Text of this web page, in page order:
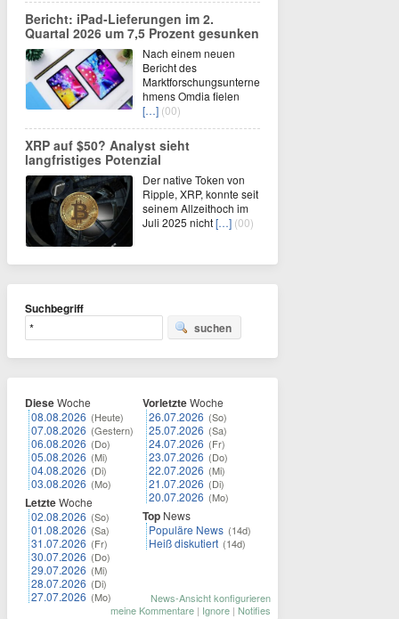
Bericht: iPad-Lieferungen im 2.
Quartal 2026 um 7,5 Prozent gesunken
Nach einem neuen
Bericht des
Marktforschungsunterne
hmens Omdia fielen
[…] (00)
XRP auf $50? Analyst sieht
langfristiges Potenzial
Der native Token von
Ripple, XRP, konnte seit
seinem Allzeithoch im
Juli 2025 nicht[…] (00)
Suchbegriff
suchen
DieseWoche
08.08.2026 (Heute)
07.08.2026 (Gestern)
06.08.2026 (Do)
05.08.2026 (Mi)
04.08.2026 (Di)
03.08.2026 (Mo)
LetzteWoche
02.08.2026 (So)
01.08.2026 (Sa)
31.07.2026 (Fr)
30.07.2026 (Do)
29.07.2026 (Mi)
28.07.2026 (Di)
27.07.2026 (Mo)
VorletzteWoche
26.07.2026 (So)
25.07.2026 (Sa)
24.07.2026 (Fr)
23.07.2026 (Do)
22.07.2026 (Mi)
21.07.2026 (Di)
20.07.2026 (Mo)
Top News
Populäre News (14d)
Heiß diskutiert (14d)
News-Ansicht konfigurieren
meine Kommentare | Ignore | Notifies